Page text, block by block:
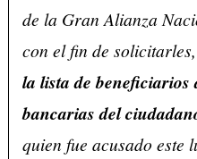
de la Gran Alianza
con el fin de
la lista de beneficiarios
bancarias del
quien fue acusado este